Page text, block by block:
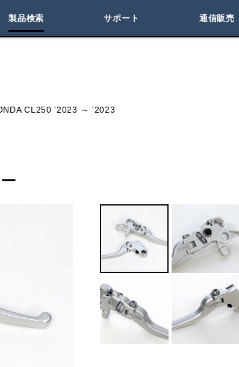
製品検索 サポート 通信販売
CL250 '2023 ～ '2023